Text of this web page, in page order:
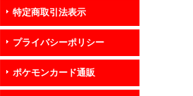
特定商取引法表示
プライバシーポリシー
ポケモンカード通販